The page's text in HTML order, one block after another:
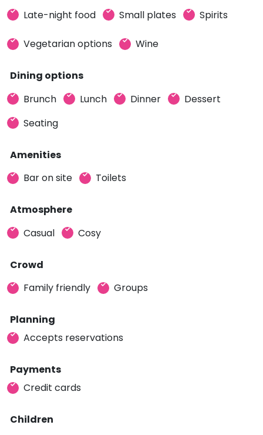
Late-night food Small plates Spirits
Vegetarian options Wine
Dining options
Brunch
Lunch Dinner
Dessert
Seating
Amenities
Bar on site
Toilets
Atmosphere
Casual
Cosy
Crowd
Family friendly
Groups
Planning
Accepts reservations
Payments
Credit cards
Children